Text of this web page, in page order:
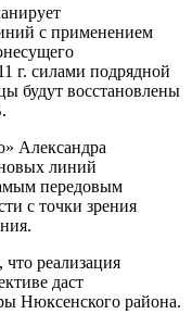
с применением
г. силами подрядной
будут восстановлены
Александра
линий
передовым
с точки зрения
реализация
даст
Нюксенского района.